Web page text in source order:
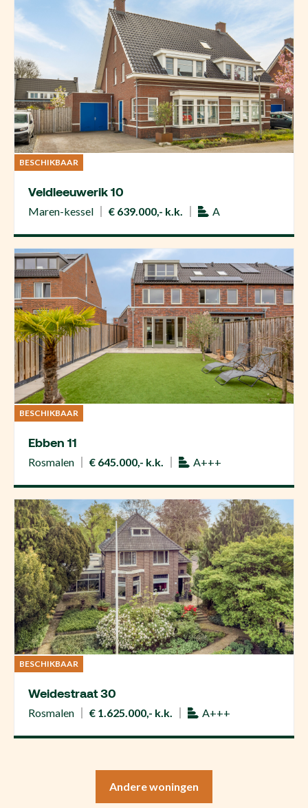
BESCHIKBAAR
Veldleeuwerik 10
Maren-kessel € 639.000,- k.k. A
BESCHIKBAAR
Ebben 11
Rosmalen € 645.000,- k.k. A+++
BESCHIKBAAR
Weidestraat 30
Rosmalen € 1.625.000,- k.k. A+++
Andere woningen